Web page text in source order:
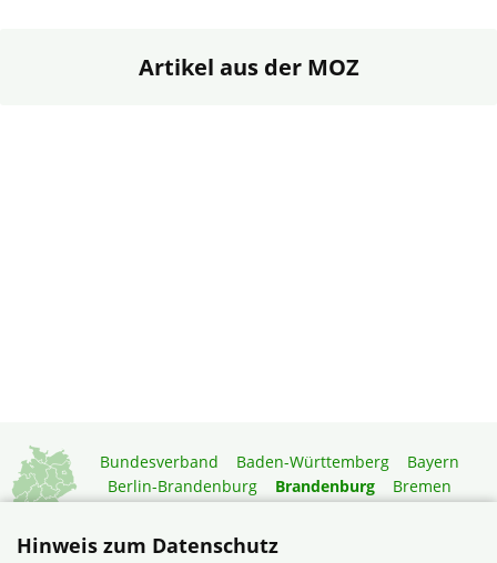
Artikel aus der MOZ
Bundesverband Baden-Württemberg
Bayern
Berlin-Brandenburg
Brandenburg
Bremen
Niedersachsen
Hinweis zum Datenschutz